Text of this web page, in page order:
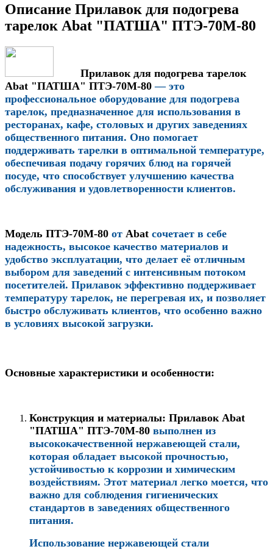
Описание Прилавок для подогрева
тарелок Abat "ПАТША" ПТЭ-70М-80
Прилавок для подогрева тарелок
Abat "ПАТША" ПТЭ-70М-80 — это
профессиональное оборудование для подогрева
тарелок, предназначенное для использования в
ресторанах, кафе, столовых и других заведениях
общественного питания. Оно помогает
поддерживать тарелки в оптимальной температуре,
обеспечивая подачу горячих блюд на горячей
посуде, что способствует улучшению качества
обслуживания и удовлетворенности клиентов.
Модель ПТЭ-70М-80 от Abat сочетает в себе
надежность, высокое качество материалов и
удобство эксплуатации, что делает её отличным
выбором для заведений с интенсивным потоком
посетителей. Прилавок эффективно поддерживает
температуру тарелок, не перегревая их, и позволяет
быстро обслуживать клиентов, что особенно важно
в условиях высокой загрузки.
Основные характеристики и особенности:
Конструкция и материалы: Прилавок Abat
"ПАТША" ПТЭ-70М-80 выполнен из
высококачественной нержавеющей стали,
которая обладает высокой прочностью,
устойчивостью к коррозии и химическим
воздействиям. Этот материал легко моется, что
важно для соблюдения гигиенических
стандартов в заведениях общественного
питания.
Использование нержавеющей стали